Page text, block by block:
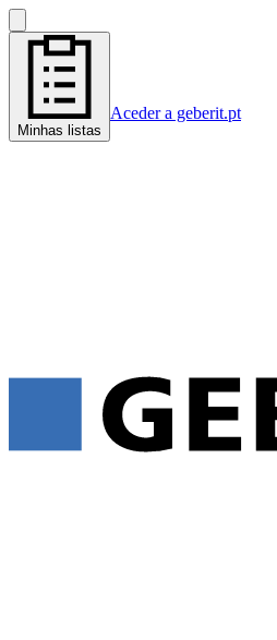
Minhas listas
Aceder a geberit.pt